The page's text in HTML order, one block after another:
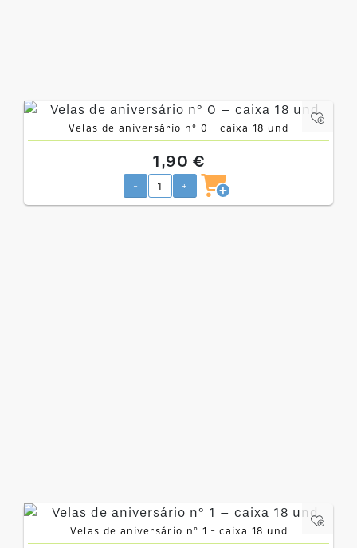
Velas de aniversário nº 0 – caixa 18 und
1,90 €
- +
Velas de aniversário nº 1 – caixa 18 und